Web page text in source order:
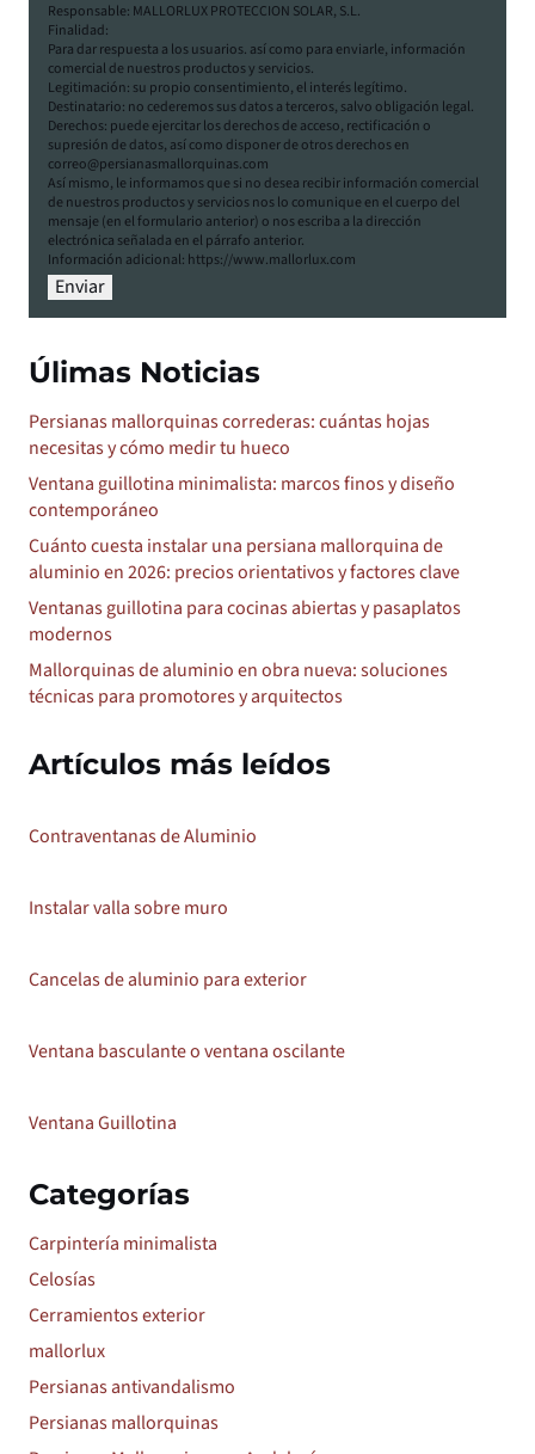
Responsable: MALLORLUX PROTECCION SOLAR, S.L.
Finalidad:
Para dar respuesta a los usuarios. así como para enviarle, información
comercial de nuestros productos y servicios.
Legitimación: su propio consentimiento, el interés legítimo.
Destinatario: no cederemos sus datos a terceros, salvo obligación legal.
Derechos: puede ejercitar los derechos de acceso, rectificación o
supresión de datos, así como disponer de otros derechos en
correo@persianasmallorquinas.com
Así mismo, le informamos que si no desea recibir información comercial
de nuestros productos y servicios nos lo comunique en el cuerpo del
mensaje (en el formulario anterior) o nos escriba a la dirección
electrónica señalada en el párrafo anterior.
Información adicional: https://www.mallorlux.com
Úlimas Noticias
Persianas mallorquinas correderas: cuántas hojas
necesitas y cómo medir tu hueco
Ventana guillotina minimalista: marcos finos y diseño
contemporáneo
Cuánto cuesta instalar una persiana mallorquina de
aluminio en 2026: precios orientativos y factores clave
Ventanas guillotina para cocinas abiertas y pasaplatos
modernos
Mallorquinas de aluminio en obra nueva: soluciones
técnicas para promotores y arquitectos
Artículos más leídos
Contraventanas de Aluminio
Instalar valla sobre muro
Cancelas de aluminio para exterior
Ventana basculante o ventana oscilante
Ventana Guillotina
Categorías
Carpintería minimalista
Celosías
Cerramientos exterior
mallorlux
Persianas antivandalismo
Persianas mallorquinas